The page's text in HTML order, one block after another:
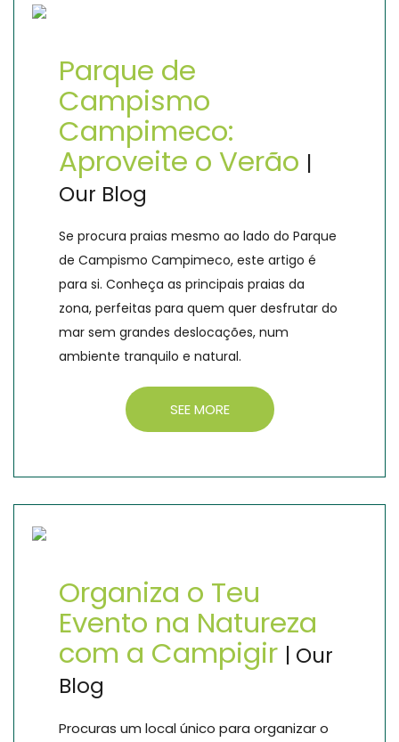
Parque de
Campismo
Campimeco:
Aproveite o Verão |
Our Blog
Se procura praias mesmo ao lado do Parque
de Campismo Campimeco, este artigo é
para si. Conheça as principais praias da
zona, perfeitas para quem quer desfrutar do
mar sem grandes deslocações, num
ambiente tranquilo e natural.
SEE MORE
Organiza o Teu
Evento na Natureza
com a Campigir | Our
Blog
Procuras um local único para organizar o